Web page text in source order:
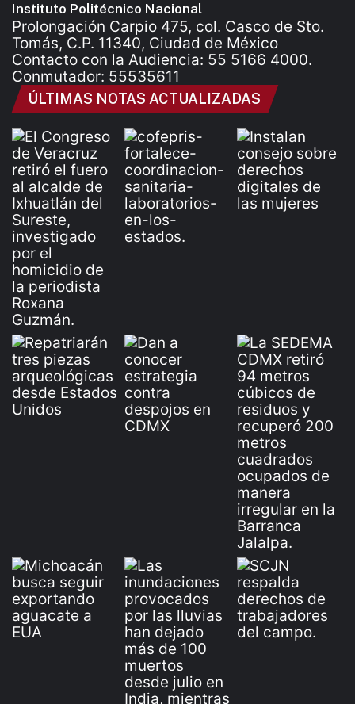
Instituto Politécnico Nacional
Prolongación Carpio 475, col. Casco de Sto.
Tomás, C.P. 11340, Ciudad de México
Contacto con la Audiencia: 55 5166 4000.
Conmutador: 55535611
ÚLTIMAS NOTAS ACTUALIZADAS